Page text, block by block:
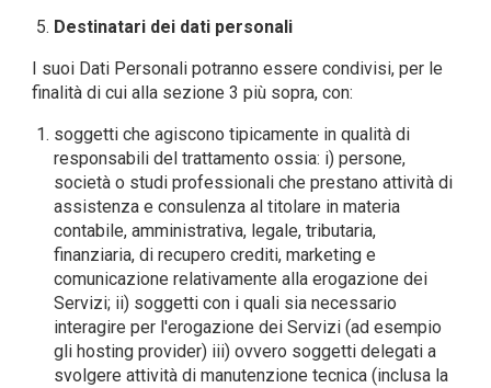
Destinatari dei dati personali
I suoi Dati Personali potranno essere condivisi, per le
finalità di cui alla sezione 3 più sopra, con:
soggetti che agiscono tipicamente in qualità di
responsabili del trattamento ossia: i) persone,
società o studi professionali che prestano attività di
assistenza e consulenza al titolare in materia
contabile, amministrativa, legale, tributaria,
finanziaria, di recupero crediti, marketing e
comunicazione relativamente alla erogazione dei
Servizi; ii) soggetti con i quali sia necessario
interagire per l'erogazione dei Servizi (ad esempio
gli hosting provider) iii) ovvero soggetti delegati a
svolgere attività di manutenzione tecnica (inclusa la